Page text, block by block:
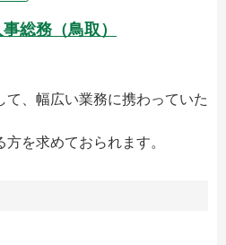
総務（鳥取）
て、幅広い業務に携わっていた
を求めておられます。